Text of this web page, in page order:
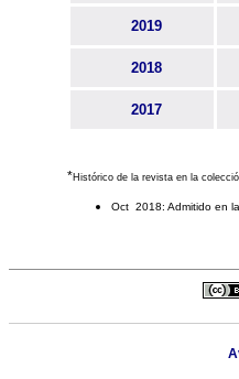
2019
2018
2017
*Histórico de la revista en la
Oct 2018: Admitido en